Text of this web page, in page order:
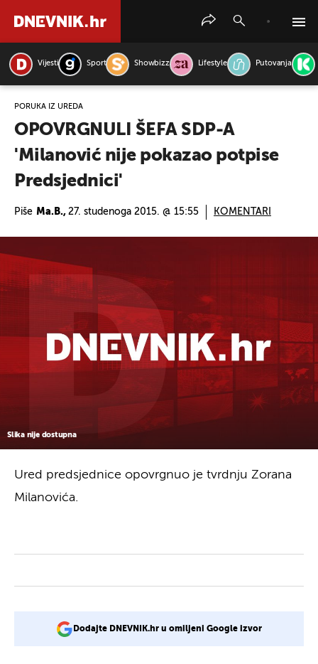
Vijesti Sport Showbizz Lifestyle Putovanja
PORUKA IZ UREDA
OPOVRGNULI ŠEFA SDP-A
'Milanović nije pokazao potpise
Predsjednici'
Piše Ma.B., 27. studenoga 2015. @ 15:55 KOMENTARI
Slika nije dostupna
Ured predsjednice opovrgnuo je tvrdnju Zorana
Milanovića.
Dodajte DNEVNIK.hr u omiljeni Google izvor
PRETRAŽITE VIJESTI